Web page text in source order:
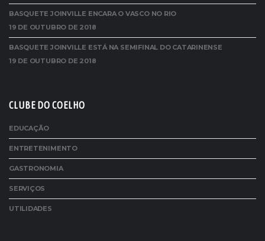
BASQUETE JOINVILLE ENCARA O VASCO NO RIO
19 DE OUTUBRO DE 2018
BASQUETE JOINVILLE ESTÁ NA SEMIFINAL DO CATARINENSE
19 DE OUTUBRO DE 2018
CLUBE DO COELHO
EDUCAÇÃO
ENTRETENIMENTO
GASTRONOMIA
SERVIÇOS
UTILIDADES